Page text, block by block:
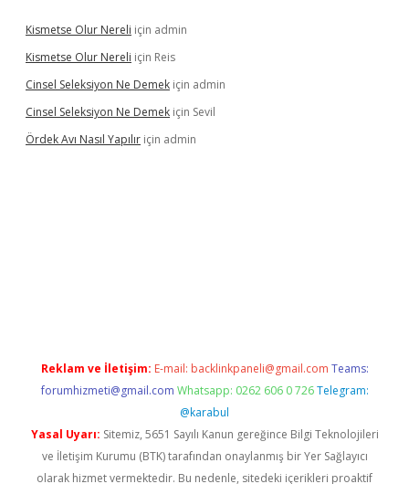
Kismetse Olur Nereli için admin
Kismetse Olur Nereli için Reis
Cinsel Seleksiyon Ne Demek için admin
Cinsel Seleksiyon Ne Demek için Sevil
Ördek Avı Nasıl Yapılır için admin
Reklam ve İletişim: E-mail: backlinkpaneli@gmail.com Teams:
forumhizmeti@gmail.com Whatsapp: 0262 606 0 726 Telegram:
@karabul
Yasal Uyarı: Sitemiz, 5651 Sayılı Kanun gereğince Bilgi Teknolojileri
ve İletişim Kurumu (BTK) tarafından onaylanmış bir Yer Sağlayıcı
olarak hizmet vermektedir. Bu nedenle, sitedeki içerikleri proaktif